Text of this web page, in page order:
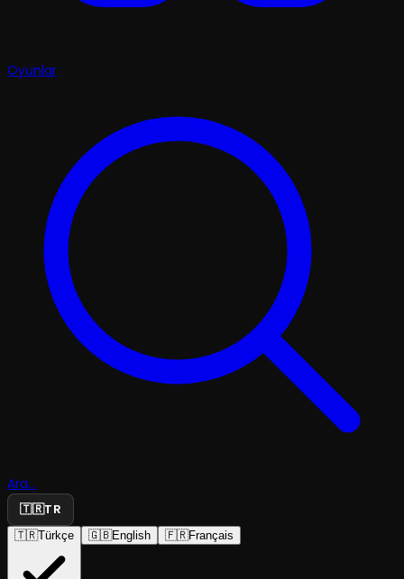
Oyunlar
Ara...
🇹🇷TR
🇹🇷Türkçe 🇬🇧English 🇫🇷Français